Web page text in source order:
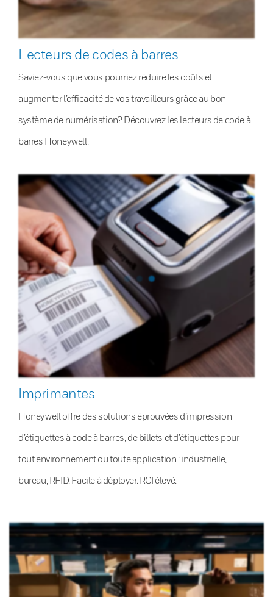
Lecteurs de codes à barres
Saviez-vous que vous pourriez réduire les coûts et
augmenter l’efficacité de vos travailleurs grâce au bon
système de numérisation? Découvrez les lecteurs de code à
barres Honeywell.
Imprimantes
Honeywell offre des solutions éprouvées d’impression
d’étiquettes à code à barres, de billets et d’étiquettes pour
tout environnement ou toute application : industrielle,
bureau, RFID. Facile à déployer. RCI élevé.